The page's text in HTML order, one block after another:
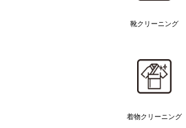
靴クリーニング
着物クリーニング